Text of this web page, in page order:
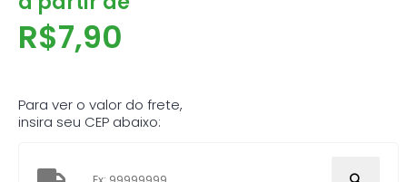
R$7,90
Para ver o valor do frete,
insira seu CEP abaixo: